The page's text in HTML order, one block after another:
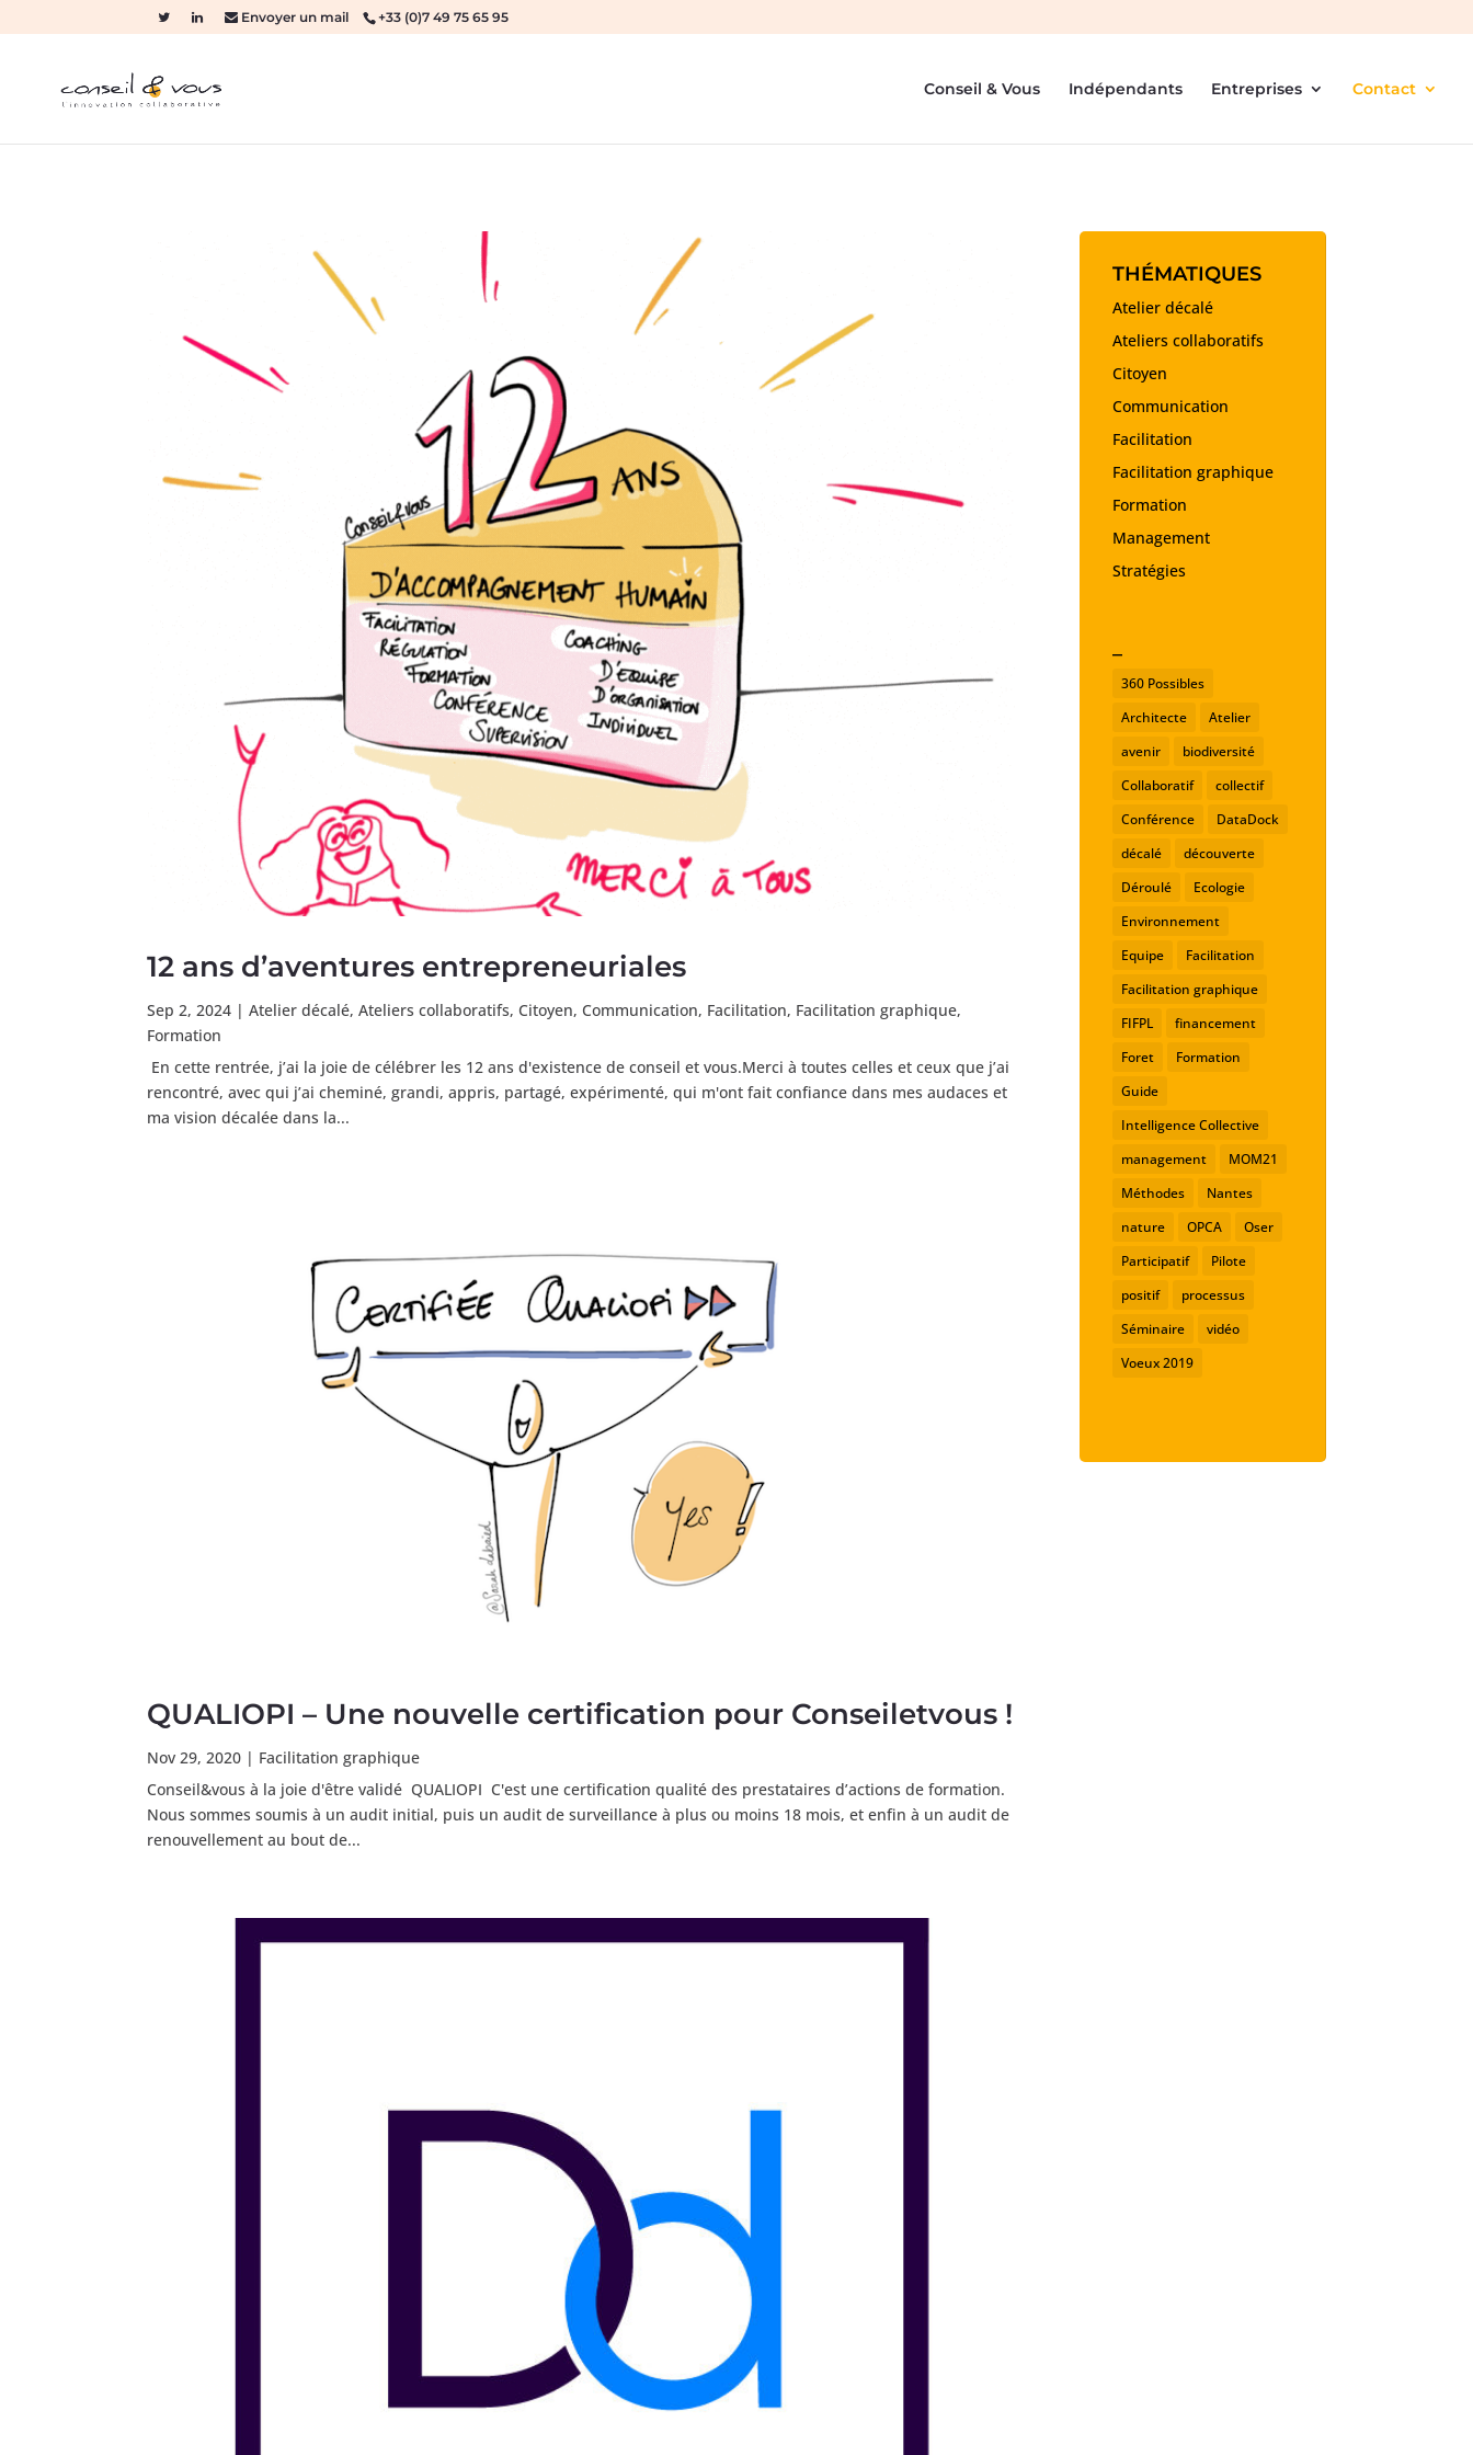
Envoyer un mail +33 (0)7 49 75 65 95
Conseil & Vous Indépendants Entreprises Contact
12 ans d’aventures entrepreneuriales
Sep 2, 2024 |Atelier décalé,Ateliers collaboratifs, Citoyen, Communication, Facilitation, Facilitation graphique,
Formation
En cette rentrée, j’ai la joie de célébrer les 12 ans d'existence de conseil et vous.Merci à toutes celles et ceux que j’ai
rencontré, avec qui j’ai cheminé, grandi, appris, partagé, expérimenté, qui m'ont fait confiance dans mes audaces et
ma vision décalée dans la...
QUALIOPI – Une nouvelle certification pour Conseiletvous !
Nov 29, 2020 | Facilitation graphique
Conseil&vous à la joie d'être validé QUALIOPI C'est une certification qualité des prestataires d’actions de formation.
Nous sommes soumis à un audit initial, puis un audit de surveillance à plus ou moins 18 mois, et enfin à un audit de
renouvellement au bout de...
THÉMATIQUES
Atelier décalé
Ateliers collaboratifs
Citoyen
Communication
Facilitation
Facilitation graphique
Formation
Management
Stratégies
360 Possibles
Architecte
Atelier
avenir
biodiversité
Collaboratif
collectif
Conférence
DataDock
décalé
découverte
Déroulé
Ecologie
Environnement
Equipe
Facilitation
Facilitation graphique
FIFPL
financement
Foret
Formation
Guide
Intelligence Collective
management
MOM21
Méthodes
Nantes
nature
OPCA
Oser
Participatif
Pilote
positif
processus
Séminaire
vidéo
Voeux 2019